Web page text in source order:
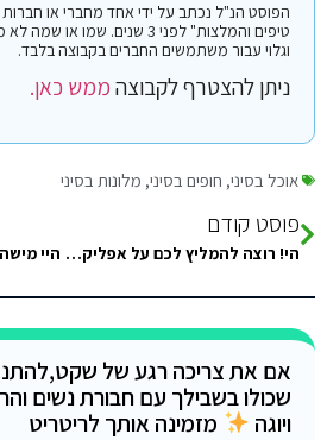
הפוסט הנ"ל נכתב על ידי אחד מחברי או חברות
טיפים והמלצות" לפני 3 שנים.
וגלוי עבור משתמשים החברים בקבוצה בלבד.
ניתן להצטרף לקבוצהממש כאן.
אוכל בסיני, חופים בסיני, מלונות בסיני
פוסט קודם
הי! רוצה להמליץ לכם על אפליקציה בשם Esimo, אפליקציה ישראלית עם מענה תוך כמה דקות… איירלו לא עבד לי אז התקנתי
אם את צריכה רגע של
שכולו בשבילך עם חבורת נשים
ויוגה
מזמינה אותך לריטריט